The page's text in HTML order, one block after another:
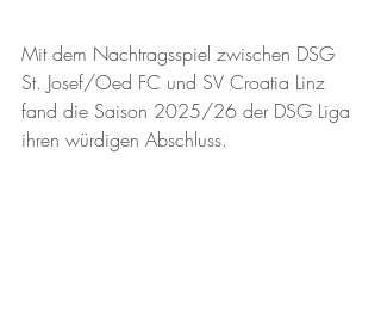
Mit dem Nachtragsspiel zwischen DSG
St. Josef/Oed FC und SV Croatia Linz
fand die Saison 2025/26 der DSG Liga
ihren würdigen Abschluss.